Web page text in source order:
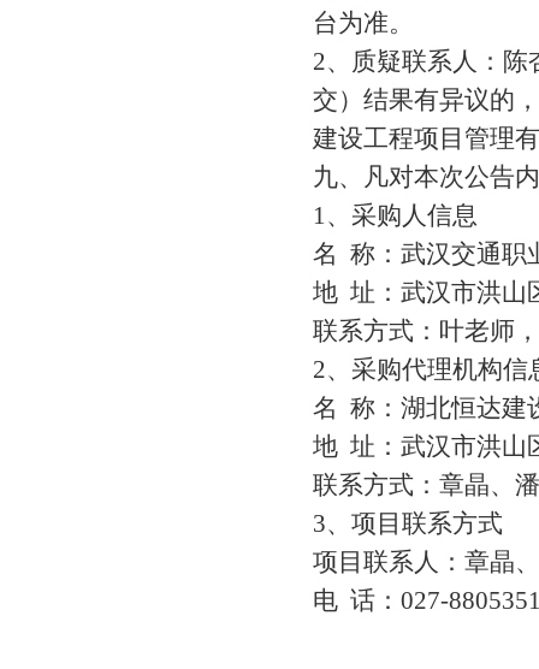
台为准。
2、质疑联系人：陈
交）结果有异议的
建设工程项目管理
九、凡对本次公告
1、采购人信息
名 称：武汉交通职
地 址：武汉市洪山
联系方式：叶老师，
2、采购代理机构信
名 称：湖北恒达建
地 址：武汉市洪山
联系方式：章晶、
3、项目联系方式
项目联系人：章晶
电 话： 027-